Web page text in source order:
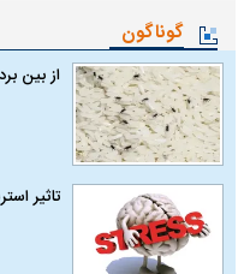
گوناگون
از بین
تاثیر